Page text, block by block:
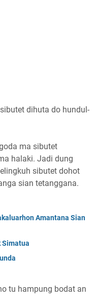
dihuta do hundul-
ma sibutet
halaki. Jadi dung
sibutet dohot
sian tetanggana.
Amantana Sian
Simatua
tu hampung bodat an